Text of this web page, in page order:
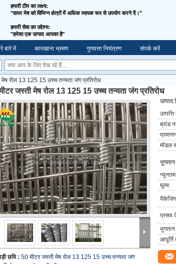
हमारी टीम का लक्ष्य:
"वायर मेष को विभिन्न क्षेत्रों में अधिक व्यापक रूप से उपयोग करने दें।"
हमारी सेवा का उद्देश्य:
"हमेशा एक उत्पाद आपका है"
बारे में कारखाना भ्रमण गुणवत्ता नियंत्रण संपर्क करें
मेष रोल 13 125 15 उच्च तन्यता जंग प्रतिरोध
जस्ती मेष रोल 13 125 15 उच्च तन्यता जंग प्रतिरोध
छवि : 50 मीटर जस्ती मेष रोल 13 125 15 उच्च तन्यता जंग
उत्पाद
ब्रांड
मॉडल
भुगतान
मूल्य:
प्रसव
भुगतान
आपूर्ति